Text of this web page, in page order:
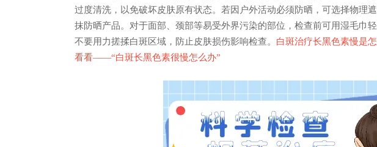
过度清洗，以免破坏皮肤原有状态。若因户外活动必须防晒，可选择物理
抹防晒产品。对于面部、颈部等易受外界污染的部位，检查前可用湿毛巾
不要用力搓揉白斑区域，防止皮肤损伤影响检查。 白斑治疗长黑色素慢是
看看——“白斑长黑色素很慢怎么办”